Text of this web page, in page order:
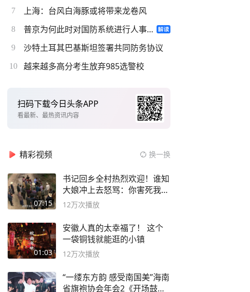
7 上海：台风白海豚或将带来龙卷风
8 普京为何此时对国防系统进行人事调整
9 沙特土耳其巴基斯坦签署共同防务协议
10 越来越多高分考生放弃985选警校
扫码下载今日头条APP
看最新、最热资讯内容
精彩视频 换一换
07:15
书记回乡全村热烈欢迎！谁知
大娘冲上去怒骂：你害死我儿
子
12万次播放
01:03
安徽人真的太幸福了！ 这个
一袋铜钱就能逛的小镇
12万次播放
“一缕东方韵 感受南国美”海南
省旗袍协会年会2《开场鼓》